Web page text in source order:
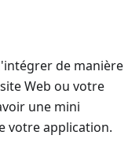
de manière
Web ou votre
une mini
votre application.